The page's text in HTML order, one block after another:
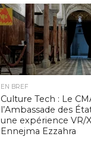
EN BREF
Culture Tech : Le
l’Ambassade des
une expérience VR/
Ennejma Ezzahra